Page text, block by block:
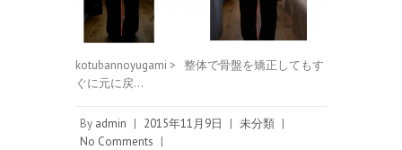
kotubannoyugami > 整体で骨盤を矯正してもす
ぐに元に戻…
By admin | 2015年11月9日 | 未分類 |
No Comments |